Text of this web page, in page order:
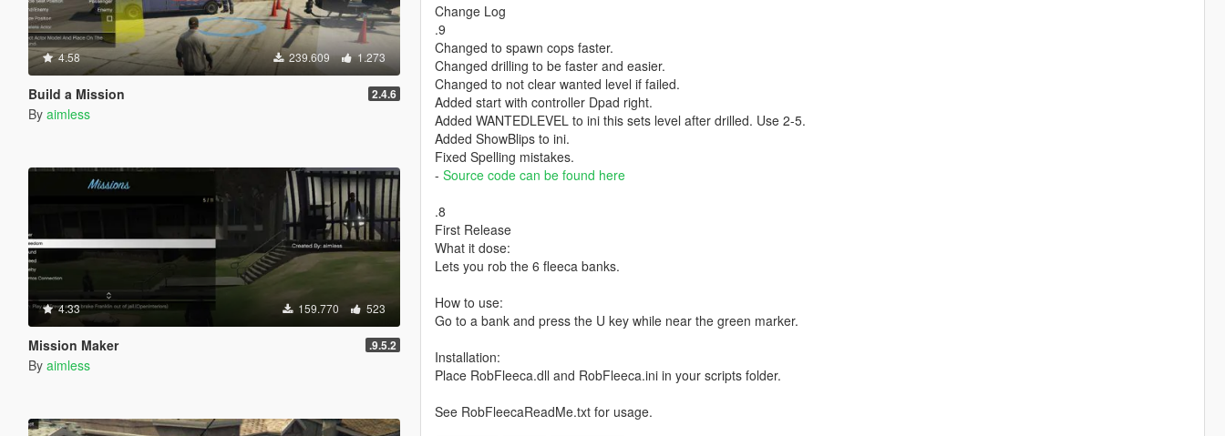
4.58 239.609 1.273
Build a Mission 2.4.6
By aimless
4.33 159.770 523
Mission Maker .9.5.2
By aimless
Change Log
.9
Changed to spawn cops faster.
Changed drilling to be faster and easier.
Changed to not clear wanted level if failed.
Added start with controller Dpad right.
Added WANTEDLEVEL to ini this sets level after drilled. Use 2-5.
Added ShowBlips to ini.
Fixed Spelling mistakes.
- Source code can be found here
.8
First Release
What it dose:
Lets you rob the 6 fleeca banks.
How to use:
Go to a bank and press the U key while near the green marker.
Installation:
Place RobFleeca.dll and RobFleeca.ini in your scripts folder.
See RobFleecaReadMe.txt for usage.